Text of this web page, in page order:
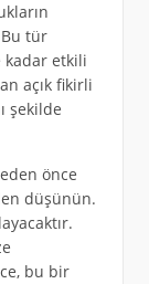
tür
kadar etkili
açık fikirli
şekilde
önce
düşünün.
bu bir